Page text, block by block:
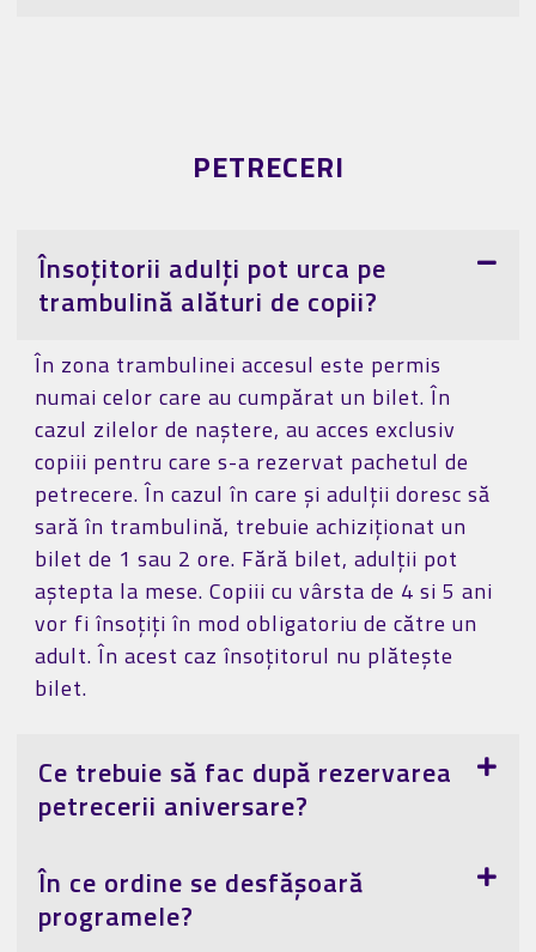
PETRECERI
Însoțitorii adulți pot urca pe
trambulină alături de copii?
În zona trambulinei accesul este permis
numai celor care au cumpărat un bilet. În
cazul zilelor de naștere, au acces exclusiv
copiii pentru care s-a rezervat pachetul de
petrecere. În cazul în care și adulții doresc să
sară în trambulină, trebuie achiziționat un
bilet de 1 sau 2 ore. Fără bilet, adulții pot
aștepta la mese. Copiii cu vârsta de 4 si 5 ani
vor fi însoțiți în mod obligatoriu de către un
adult. În acest caz însoțitorul nu plătește
bilet.
Ce trebuie să fac după rezervarea
petrecerii aniversare?
În ce ordine se desfășoară
programele?